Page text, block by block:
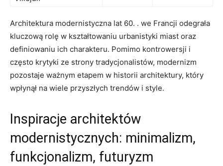
Architektura modernistyczna lat 60. . we Francji odegrała
kluczową rolę ⁢w kształtowaniu urbanistyki miast oraz
definiowaniu ich charakteru. ‌Pomimo kontrowersji i​
często ⁤krytyki ze strony tradycjonalistów, modernizm‌
pozostaje ważnym etapem w historii architektury, który⁣
wpłynął​ na ​wiele przyszłych trendów i style.
Inspiracje architektów
modernistycznych: minimalizm, ​
funkcjonalizm, futuryzm